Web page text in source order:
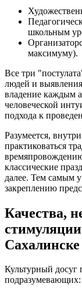
школьным
максимуму).
Все три
людей и выявления
владение каждым
человеческой
подхода к
Разумеется,
практиковаться
классические
далее. Тем самым у
закреплению
Качества,
Сахалинске
Культурный досуг
подразумевающих: